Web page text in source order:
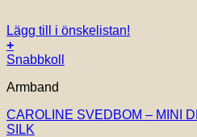
Lägg till i önskelistan!
+
Snabbkoll
Armband
CAROLINE SVEDBOM – MINI
SILK